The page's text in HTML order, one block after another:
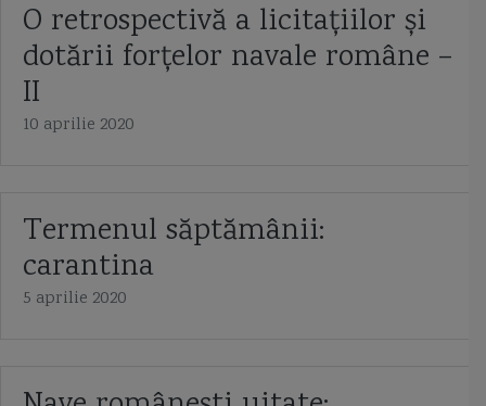
O retrospectivă a licitațiilor și
dotării forțelor navale române –
II
10 aprilie 2020
Termenul săptămânii:
carantina
5 aprilie 2020